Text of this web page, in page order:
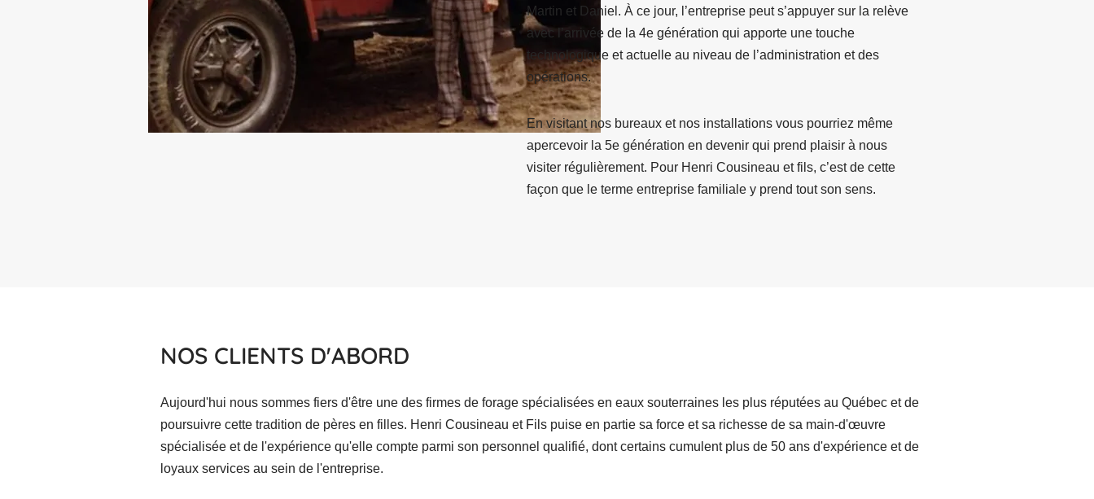
Martin et Daniel. À ce jour, l’entreprise peut s’appuyer sur la relève
avec l’arrivée de la 4e génération qui apporte une touche
technologique et actuelle au niveau de l’administration et des
opérations.
En visitant nos bureaux et nos installations vous pourriez même
apercevoir la 5e génération en devenir qui prend plaisir à nous
visiter régulièrement. Pour Henri Cousineau et fils, c’est de cette
façon que le terme entreprise familiale y prend tout son sens.
NOS CLIENTS D'ABORD
Aujourd'hui nous sommes fiers d'être une des firmes de forage spécialisées en eaux souterraines les plus réputées au Québec et de
poursuivre cette tradition de pères en filles. Henri Cousineau et Fils puise en partie sa force et sa richesse de sa main-d'œuvre
spécialisée et de l'expérience qu'elle compte parmi son personnel qualifié, dont certains cumulent plus de 50 ans d'expérience et de
loyaux services au sein de l'entreprise.